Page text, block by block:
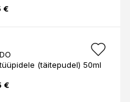
€
(täitepudel) 50ml
€